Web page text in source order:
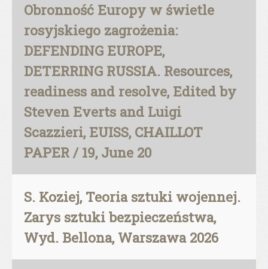
Obronność Europy w świetle
rosyjskiego zagrożenia:
DEFENDING EUROPE,
DETERRING RUSSIA. Resources,
readiness and resolve, Edited by
Steven Everts and Luigi
Scazzieri, EUISS, CHAILLOT
PAPER / 19, June 20
S. Koziej, Teoria sztuki wojennej.
Zarys sztuki bezpieczeństwa,
Wyd. Bellona, Warszawa 2026